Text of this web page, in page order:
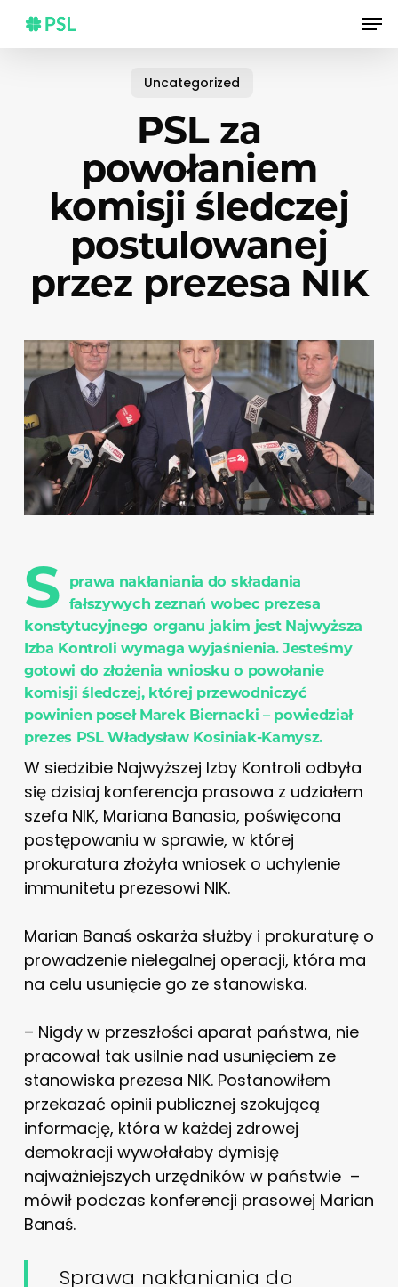
main
Uncategorized
PSL za
powołaniem
komisji śledczej
postulowanej
przez prezesa NIK
S prawa nakłaniania do składania
fałszywych zeznań wobec prezesa
konstytucyjnego organu jakim jest Najwyższa
Izba Kontroli wymaga wyjaśnienia. Jesteśmy
gotowi do złożenia wniosku o powołanie
komisji śledczej, której przewodniczyć
powinien poseł Marek Biernacki – powiedział
prezes PSL Władysław Kosiniak-Kamysz.
W siedzibie Najwyższej Izby Kontroli odbyła
się dzisiaj konferencja prasowa z udziałem
szefa NIK, Mariana Banasia, poświęcona
postępowaniu w sprawie, w której
prokuratura złożyła wniosek o uchylenie
immunitetu prezesowi NIK.
Marian Banaś oskarża służby i prokuraturę o
prowadzenie nielegalnej operacji, która ma
na celu usunięcie go ze stanowiska.
– Nigdy w przeszłości aparat państwa, nie
pracował tak usilnie nad usunięciem ze
stanowiska prezesa NIK. Postanowiłem
przekazać opinii publicznej szokującą
informację, która w każdej zdrowej
demokracji wywołałaby dymisję
najważniejszych urzędników w państwie –
mówił podczas konferencji prasowej Marian
Banaś.
Sprawa nakłaniania do